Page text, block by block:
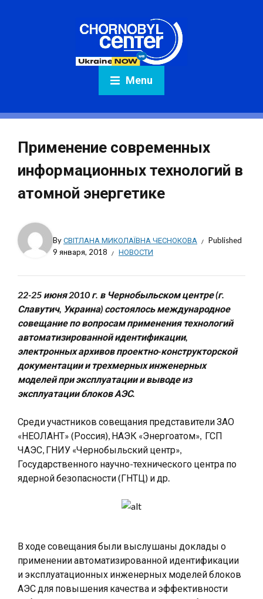
Menu
Применение современных
информационных технологий в
атомной энергетике
ByСВІТЛАНА МИКОЛАЇВНА ЧЕСНОКОВА
Published
9 января, 2018
НОВОСТИ
22-25 июня 2010 г. в Чернобыльском центре (г.
Славутич, Украина) состоялось международное
совещание по вопросам применения технологий
автоматизированной идентификации,
электронных архивов проектно-конструкторской
документации и трехмерных инженерных
моделей при эксплуатации и выводе из
эксплуатации блоков АЭС.
Среди участников совещания представители ЗАО
«НЕОЛАНТ» (Россия), НАЭК «Энергоатом», ГСП
ЧАЭС, ГНИУ «Чернобыльский центр»,
Государственного научно-технического центра по
ядерной безопасности (ГНТЦ) и др.
В ходе совещания были выслушаны доклады о
применении автоматизированной идентификации
и эксплуатационных инженерных моделей блоков
АЭС для повышения качества и эффективности